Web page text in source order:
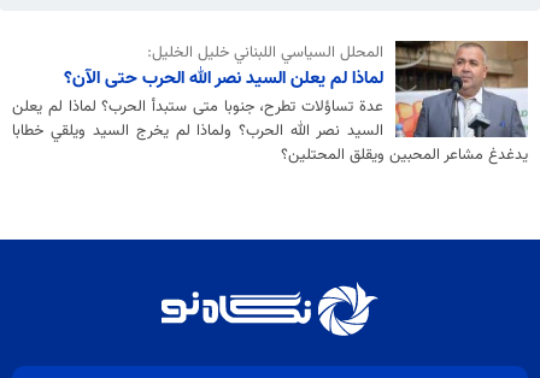
المحلل السياسي اللبناني خليل الخليل:
لماذا لم يعلن السيد نصر الله الحرب حتى الآن؟
عدة تساؤلات تطرح، جنوبا متى ستبدأ الحرب؟ لماذا لم يعلن
السيد نصر الله الحرب؟ ولماذا لم يخرج السيد ويلقي خطابا
يدغدغ مشاعر المحبين ويقلق المحتلين؟